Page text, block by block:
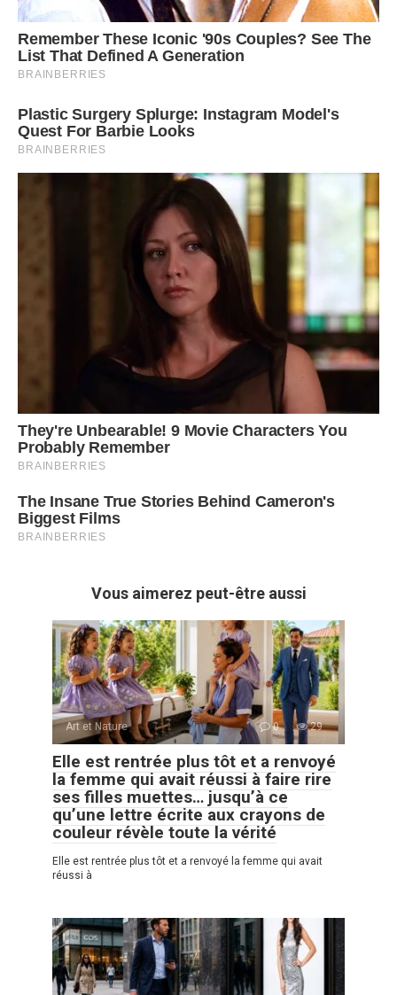
Vous aimerez peut-être aussi
Art et Nature 0 29
Elle est rentrée plus tôt et a renvoyé
la femme qui avait réussi à faire rire
ses filles muettes… jusqu’à ce
qu’une lettre écrite aux crayons de
couleur révèle toute la vérité
Elle est rentrée plus tôt et a renvoyé la femme qui avait
réussi à